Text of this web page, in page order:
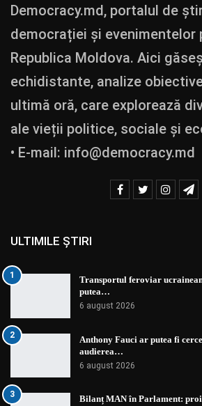
Democracy.md, portalul de
democrației și evenimentelor
Republica Moldova. Aici
echidistante, analize
ultimă oră, care explorează
ale vieții politice, sociale și
• E-mail: info@democracy.md
ULTIMILE ȘTIRI
1
Transportul feroviar
putea…
6 august 2026
2
Anthony Fauci ar putea fi
audierea…
6 august 2026
3
Bilanț MAN în Parlament: